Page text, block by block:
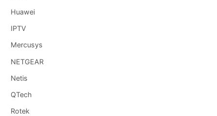
Huawei
IPTV
Mercusys
NETGEAR
Netis
QTech
Rotek